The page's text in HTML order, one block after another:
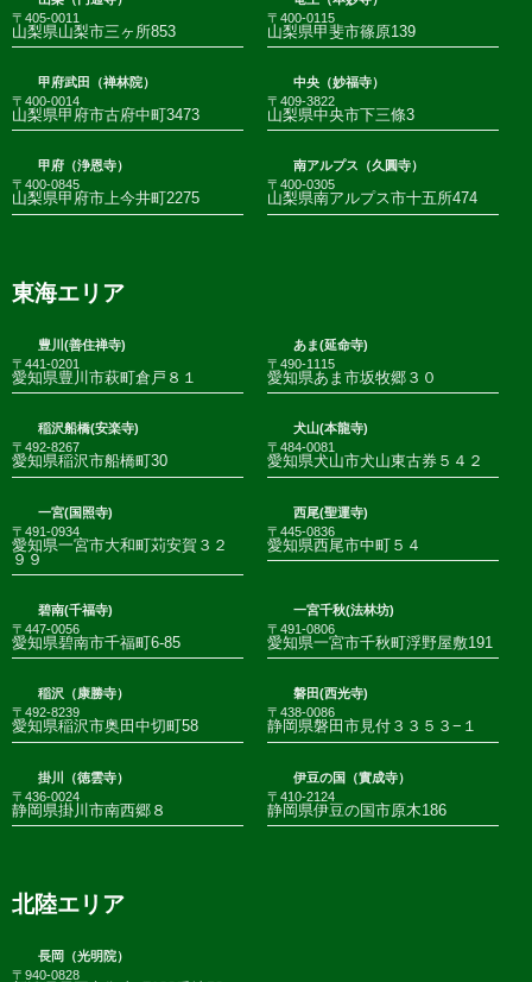
〒405-0011
山梨県山梨市三ヶ所853
〒400-0115
山梨県甲斐市篠原139
甲府武田（禅林院）
〒400-0014
山梨県甲府市古府中町3473
中央（妙福寺）
〒409-3822
山梨県中央市下三條3
甲府（浄恩寺）
〒400-0845
山梨県甲府市上今井町2275
南アルプス（久圓寺）
〒400-0305
山梨県南アルプス市十五所474
東海エリア
豊川(善住禅寺)
〒441-0201
愛知県豊川市萩町倉戸８１
あま(延命寺)
〒490-1115
愛知県あま市坂牧郷３０
稲沢船橋(安楽寺)
〒492-8267
愛知県稲沢市船橋町30
犬山(本龍寺)
〒484-0081
愛知県犬山市犬山東古券５４２
一宮(国照寺)
〒491-0934
愛知県一宮市大和町苅安賀３２
９９
西尾(聖運寺)
〒445-0836
愛知県西尾市中町５４
碧南(千福寺)
〒447-0056
愛知県碧南市千福町6-85
一宮千秋(法林坊)
〒491-0806
愛知県一宮市千秋町浮野屋敷191
稲沢（康勝寺）
〒492-8239
愛知県稲沢市奥田中切町58
磐田(西光寺)
〒438-0086
静岡県磐田市見付３３５３−１
掛川（徳雲寺）
〒436-0024
静岡県掛川市南西郷８
伊豆の国（實成寺）
〒410-2124
静岡県伊豆の国市原木186
北陸エリア
長岡（光明院）
〒940-0828